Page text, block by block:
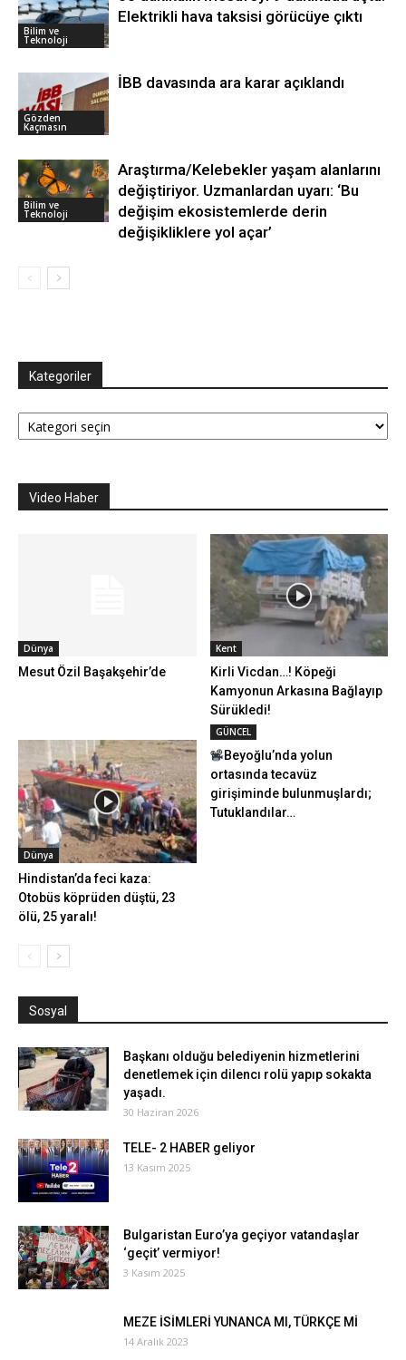
Bilim ve
Teknoloji
Elektrikli hava taksisi görücüye çıktı
Gözden
Kaçmasın
İBB davasında ara karar açıklandı
Bilim ve
Teknoloji
Araştırma/Kelebekler yaşam alanlarını
değiştiriyor. Uzmanlardan uyarı: ‘Bu
değişim ekosistemlerde derin
değişikliklere yol açar’
Kategoriler
Kategoriler
Video Haber
Dünya
Mesut Özil Başakşehir’de
Kent
Kirli Vicdan…! Köpeği
Kamyonun Arkasına Bağlayıp
Sürükledi!
Dünya
Hindistan’da feci kaza:
Otobüs köprüden düştü, 23
ölü, 25 yaralı!
GÜNCEL
Beyoğlu’nda yolun
ortasında tecavüz
girişiminde bulunmuşlardı;
Tutuklandılar…
Sosyal
Başkanı olduğu belediyenin hizmetlerini
denetlemek için dilencı rolü yapıp sokakta
yaşadı.
30 Haziran 2026
TELE- 2 HABER geliyor
13 Kasım 2025
Bulgaristan Euro’ya geçiyor vatandaşlar
‘geçit’ vermiyor!
3 Kasım 2025
MEZE İSİMLERİ YUNANCA MI, TÜRKÇE Mİ
14 Aralık 2023